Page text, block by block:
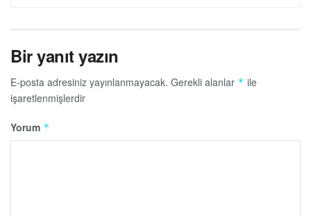
Bir yanıt yazın
E-posta adresiniz yayınlanmayacak. Gerekli alanlar * ile
işaretlenmişlerdir
Yorum *